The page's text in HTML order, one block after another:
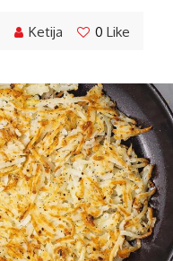
Ketija 0 Like